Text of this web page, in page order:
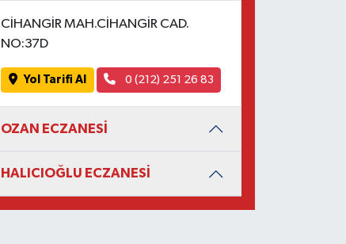
CİHANGİR MAH.CİHANGİR CAD.
NO:37D
Yol Tarifi Al 0 (212) 251 26 83
OZAN ECZANESİ
HALICIOĞLU ECZANESİ